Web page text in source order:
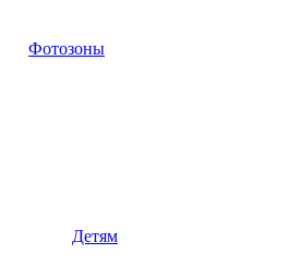
Фотозоны
Детям